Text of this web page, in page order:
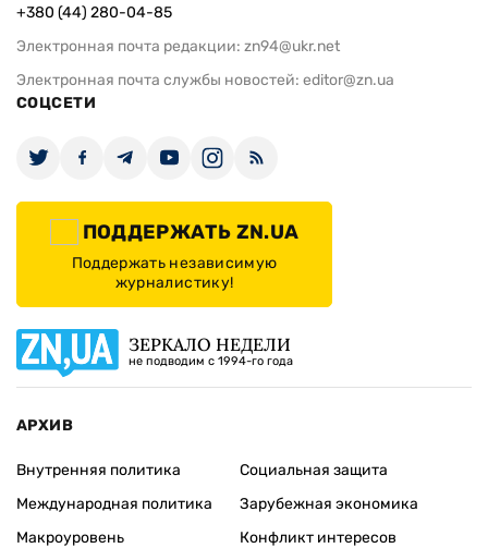
+380 (44) 280-04-85
Электронная почта редакции: zn94@ukr.net
Электронная почта службы новостей: editor@zn.ua
СОЦСЕТИ
ПОДДЕРЖАТЬ ZN.UA
Поддержать независимую
журналистику!
ЗЕРКАЛО НЕДЕЛИ
не подводим с 1994-го года
АРХИВ
Внутренняя политика
Международная политика
Макроуровень
Социальная защита
Зарубежная экономика
Конфликт интересов